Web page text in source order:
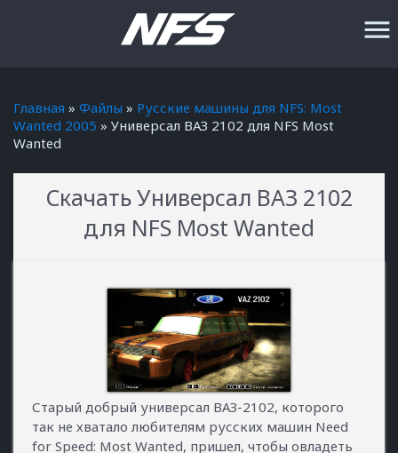
menu
Главная » Файлы » Русские машины для NFS: Most
Wanted 2005 » Универсал ВАЗ 2102 для NFS Most
Wanted
Скачать Универсал ВАЗ 2102
для NFS Most Wanted
Старый добрый универсал ВАЗ-2102, которого
так не хватало любителям русских машин Need
for Speed: Most Wanted, пришел, чтобы овладеть